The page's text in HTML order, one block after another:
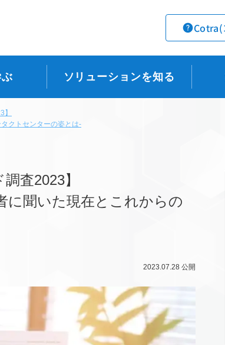
Cotra(
ソリューションを知る
クトセンターの姿とは-
査2023】
に聞いた現在とこれからの
2023.07.28 公開